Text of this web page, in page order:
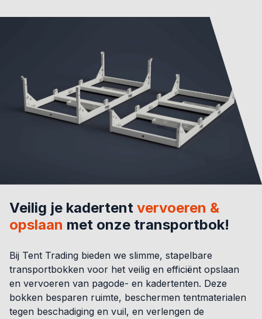
Veilig je kadertent vervoeren &
opslaan met onze transportbok!
Bij Tent Trading bieden we slimme, stapelbare
transportbokken voor het veilig en efficiënt opslaan
en vervoeren van pagode- en kadertenten. Deze
bokken besparen ruimte, beschermen tentmaterialen
tegen beschadiging en vuil, en verlengen de